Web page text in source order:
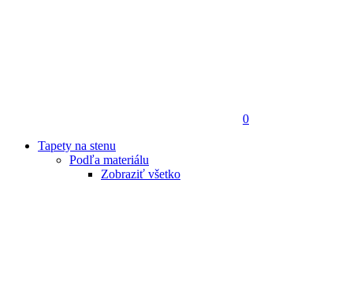
0
Tapety na stenu
Podľa materiálu
Zobraziť všetko